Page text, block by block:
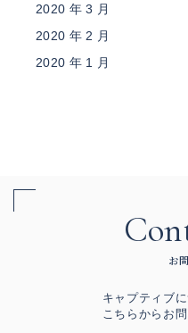
2020 年 3 月
2020 年 2 月
2020 年 1 月
お
キャプティブ
こちらからお